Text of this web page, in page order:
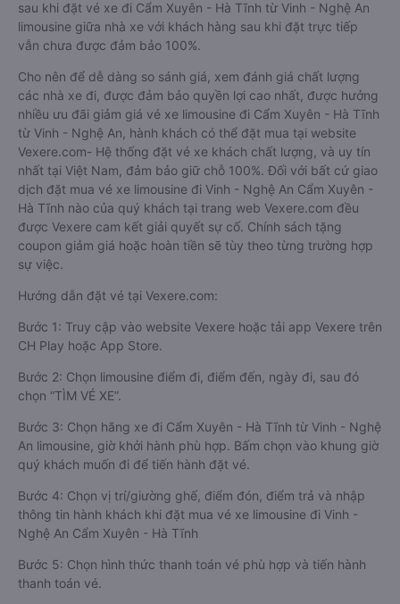
sau khi đặt vé xe đi Cẩm Xuyên - Hà Tĩnh từ Vinh - Nghệ An
limousine giữa nhà xe với khách hàng sau khi đặt trực tiếp
vẫn chưa được đảm bảo 100%.
Cho nên để dễ dàng so sánh giá, xem đánh giá chất lượng
các nhà xe đi, được đảm bảo quyền lợi cao nhất, được hưởng
nhiều ưu đãi giảm giá vé xe limousine đi Cẩm Xuyên - Hà Tĩnh
từ Vinh - Nghệ An, hành khách có thể đặt mua tại website
Vexere.com- Hệ thống đặt vé xe khách chất lượng, và uy tín
nhất tại Việt Nam, đảm bảo giữ chỗ 100%. Đối với bất cứ giao
dịch đặt mua vé xe limousine đi Vinh - Nghệ An Cẩm Xuyên -
Hà Tĩnh nào của quý khách tại trang web Vexere.com đều
được Vexere cam kết giải quyết sự cố. Chính sách tặng
coupon giảm giá hoặc hoàn tiền sẽ tùy theo từng trường hợp
sự việc.
Hướng dẫn đặt vé tại Vexere.com:
Bước 1: Truy cập vào website Vexere hoặc tải app Vexere trên
CH Play hoặc App Store.
Bước 2: Chọn limousine điểm đi, điểm đến, ngày đi, sau đó
chọn “TÌM VÉ XE”.
Bước 3: Chọn hãng xe đi Cẩm Xuyên - Hà Tĩnh từ Vinh - Nghệ
An limousine, giờ khởi hành phù hợp. Bấm chọn vào khung giờ
quý khách muốn đi để tiến hành đặt vé.
Bước 4: Chọn vị trí/giường ghế, điểm đón, điểm trả và nhập
thông tin hành khách khi đặt mua vé xe limousine đi Vinh -
Nghệ An Cẩm Xuyên - Hà Tĩnh
Bước 5: Chọn hình thức thanh toán vé phù hợp và tiến hành
thanh toán vé.